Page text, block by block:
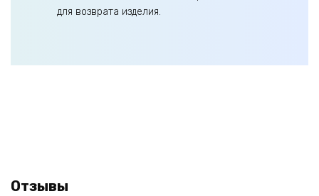
для возврата изделия.
Отзывы